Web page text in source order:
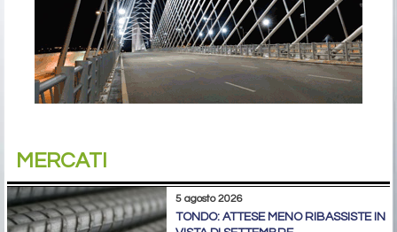
MERCATI
5 agosto 2026
TONDO: ATTESE MENO RIBASSISTE IN